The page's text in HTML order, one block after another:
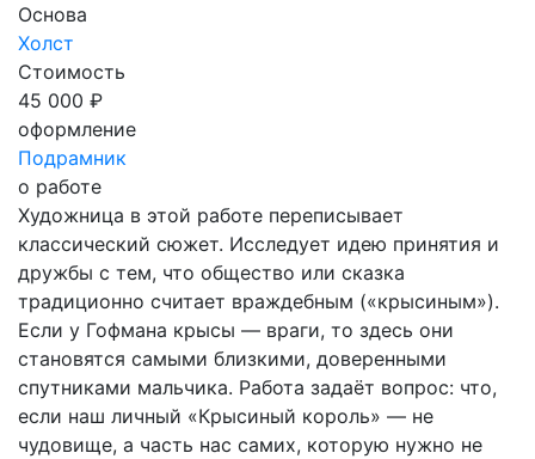
Основа
Холст
Стоимость
45 000 ₽
оформление
Подрамник
о работе
Художница в этой работе переписывает
классический сюжет. Исследует идею принятия и
дружбы с тем, что общество или сказка
традиционно считает враждебным («крысиным»).
Если у Гофмана крысы — враги, то здесь они
становятся самыми близкими, доверенными
спутниками мальчика. Работа задаёт вопрос: что,
если наш личный «Крысиный король» — не
чудовище, а часть нас самих, которую нужно не